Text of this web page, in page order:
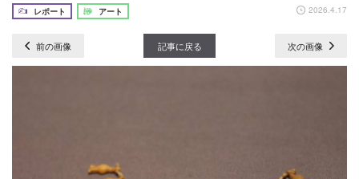
レポート
アート 2026.4.17
前の画像 記事に戻る 次の画像